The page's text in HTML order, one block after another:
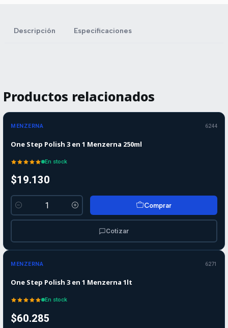
Descripción Especificaciones
Productos relacionados
MENZERNA 6244
One Step Polish 3 en 1 Menzerna 250ml
En stock
$19.130
Cantidad
Comprar
Cotizar
MENZERNA 6271
One Step Polish 3 en 1 Menzerna 1lt
En stock
$60.285